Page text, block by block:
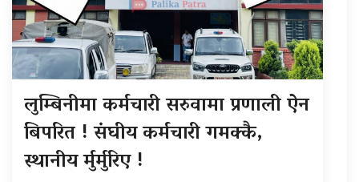
लुम्बिनीमा कर्मचारी सरुवामा प्रणाली ऐन
बिपरित ! संघीय कर्मचारी गमक्कै,
स्थानीय र्मुर्मुरिए !